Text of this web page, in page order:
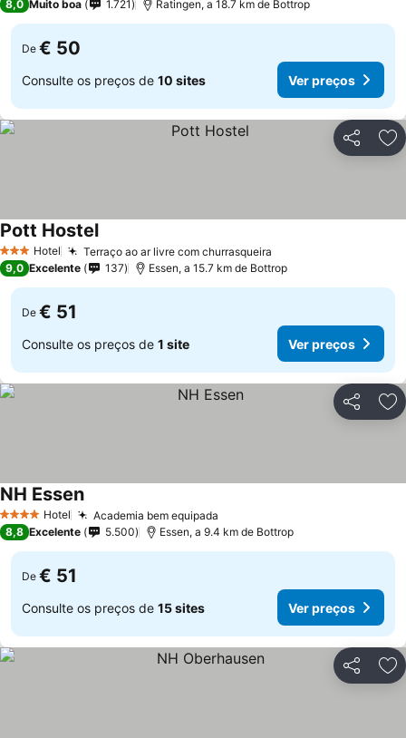
8,0 Muito boa 1.721 Ratingen, a 18.7 km de Bottrop
De € 50
Consulte os preços de 10 sites Ver preços
Partilhar
3 EstrelasHotel Terraço ao ar livre com churrasqueira
Pott HostelVer preços
9,0 Excelente 137 Essen, a 15.7 km de Bottrop
De € 51
Consulte os preços de 1 site Ver preços
Partilhar
4 EstrelasHotel Academia bem equipada
NH EssenVer preços
8,8 Excelente 5.500 Essen, a 9.4 km de Bottrop
De € 51
Consulte os preços de 15 sites Ver preços
Partilhar